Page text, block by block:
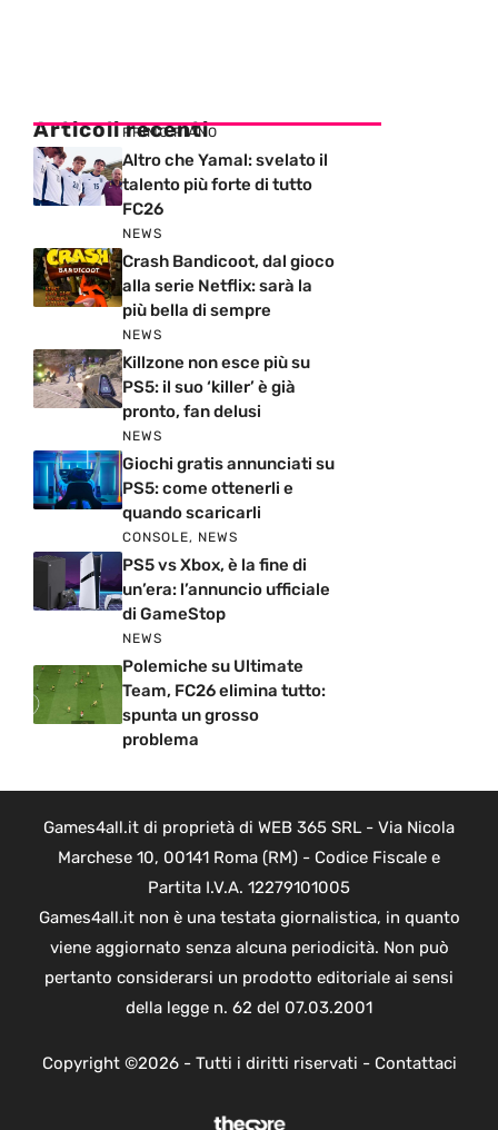
Articoli recenti
PRIMO PIANO
Altro che Yamal: svelato il
talento più forte di tutto
FC26
NEWS
Crash Bandicoot, dal gioco
alla serie Netflix: sarà la
più bella di sempre
NEWS
Killzone non esce più su
PS5: il suo ‘killer’ è già
pronto, fan delusi
NEWS
Giochi gratis annunciati su
PS5: come ottenerli e
quando scaricarli
CONSOLE, NEWS
PS5 vs Xbox, è la fine di
un’era: l’annuncio ufficiale
di GameStop
NEWS
Polemiche su Ultimate
Team, FC26 elimina tutto:
spunta un grosso
problema
Games4all.it di proprietà di WEB 365 SRL - Via Nicola
Marchese 10, 00141 Roma (RM) - Codice Fiscale e
Partita I.V.A. 12279101005
Games4all.it non è una testata giornalistica, in quanto
viene aggiornato senza alcuna periodicità. Non può
pertanto considerarsi un prodotto editoriale ai sensi
della legge n. 62 del 07.03.2001
Copyright ©2026 - Tutti i diritti riservati - Contattaci